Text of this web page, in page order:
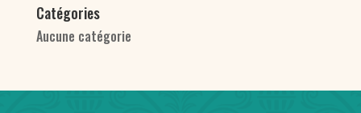
Catégories
Aucune catégorie